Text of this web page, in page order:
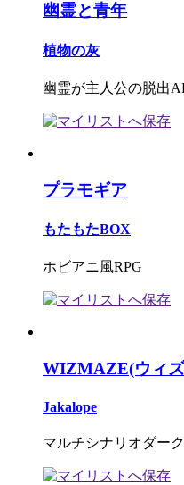
幽霊と青年
植物の灰
幽霊が主人公の脱出
プラモギア
もたもたBOX
ホビアニ風RPG
WIZMAZE(ウィズ
Jakalope
マルチシナリオダー